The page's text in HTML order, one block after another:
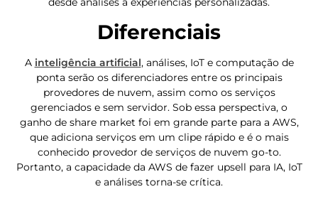
Diferenciais
A inteligência artificial, análises, IoT e computação de
ponta serão os diferenciadores entre os principais
provedores de nuvem, assim como os serviços
gerenciados e sem servidor. Sob essa perspectiva, o
ganho de share market foi em grande parte para a AWS,
que adiciona serviços em um clipe rápido e é o mais
conhecido provedor de serviços de nuvem go-to.
Portanto, a capacidade da AWS de fazer upsell para IA, IoT
e análises torna-se crítica.